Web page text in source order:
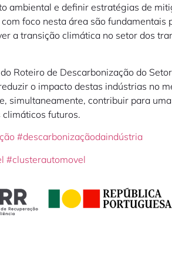
ambiental e definir estratégias de
foco nesta área são fundamentais
a transição climática no setor dos
Roteiro de Descarbonização do
o impacto destas indústrias no
simultaneamente, contribuir para
climáticos futuros.
#descarbonizaçãodaindústria
#clusterautomovel